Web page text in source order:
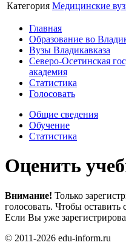
Категория Медицинские
Главная
Образование во
Вузы Владикавказа
Северо-Осетинская
академия
Статистика
Голосовать
Общие сведения
Обучение
Статистика
Оценить
Внимание! Только
голосовать. Чтобы оставить
Если Вы уже
© 2011-2026 edu-inform.ru